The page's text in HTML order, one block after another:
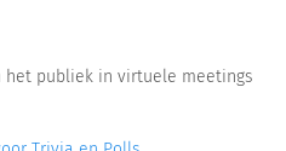
publiek in virtuele meetings